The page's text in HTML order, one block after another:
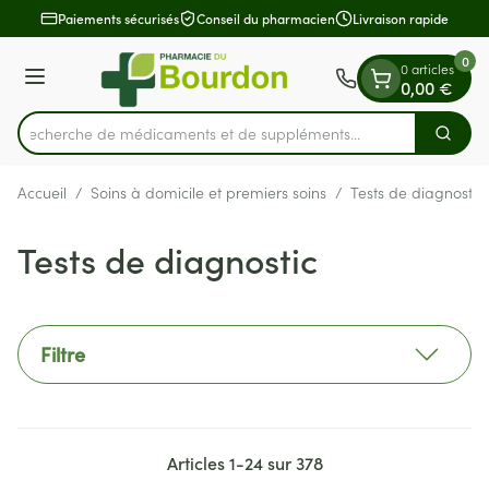
Aller au contenu
1 de 1
Paiements sécurisés Conseil du pharmacien Livraison rapide
Menu
Rechercher
Recherche de médicaments et de s
0 articles
0,00 €
0
Accueil / Soins à domicile et premiers soins / Tests de diagnostic
Tests de diagnostic
Filtre
Articles1-24sur378